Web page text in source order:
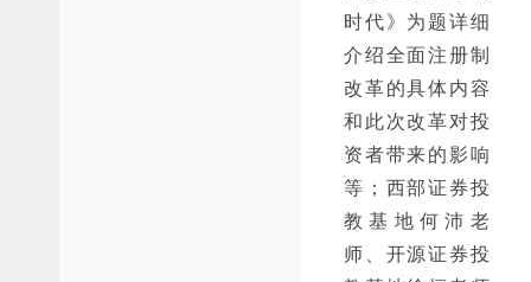
时代》为题详细
介绍全面注册制
改革的具体内容
和此次改革对投
资者带来的影响
等；西部证券投
教基地何沛老
师、开源证券投